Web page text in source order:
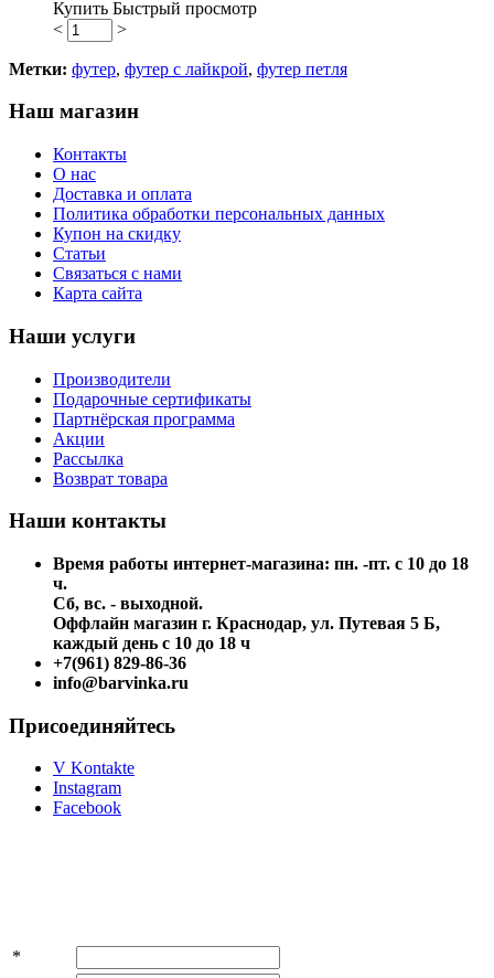
Купить Быстрый просмотр
<
>
Метки: футер, футер с лайкрой, футер петля
Наш магазин
Контакты
О нас
Доставка и оплата
Политика обработки персональных данных
Купон на скидку
Статьи
Связаться с нами
Карта сайта
Наши услуги
Производители
Подарочные сертификаты
Партнёрская программа
Акции
Рассылка
Возврат товара
Наши контакты
Время работы интернет-магазина: пн. -пт. с 10 до 18
ч.
Сб, вс. - выходной.
Оффлайн магазин г. Краснодар, ул. Путевая 5 Б,
каждый день с 10 до 18 ч
+7(961) 829-86-36
info@barvinka.ru
Присоединяйтесь
V Kontakte
Instagram
Facebook
*